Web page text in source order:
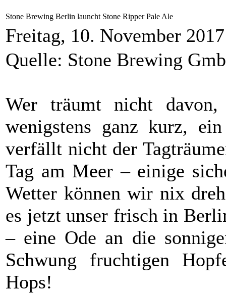
Stone Brewing Berlin launcht Stone Ripper Pale Ale
Freitag, 10. November 2017
Quelle: Stone Brewing
Wer träumt nicht davon,
wenigstens ganz kurz,
verfällt nicht der
Tag am Meer – einige
Wetter können wir nix
es jetzt unser frisch in
– eine Ode an die
Schwung fruchtigen
Hops!